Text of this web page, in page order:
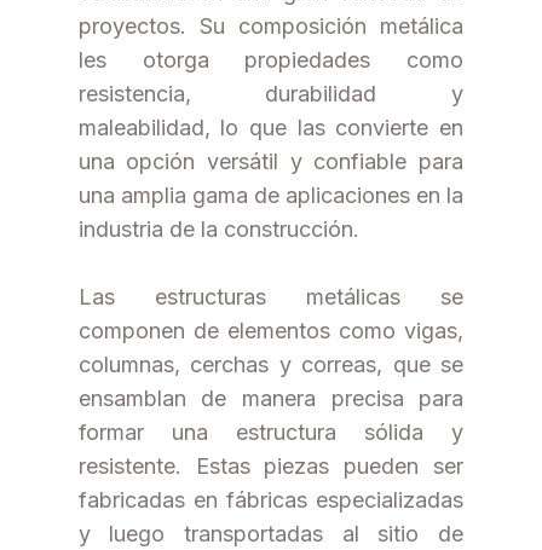
proyectos. Su composición metálica
les otorga propiedades como
resistencia, durabilidad y
maleabilidad, lo que las convierte en
una opción versátil y confiable para
una amplia gama de aplicaciones en la
industria de la construcción.
Las estructuras metálicas se
componen de elementos como vigas,
columnas, cerchas y correas, que se
ensamblan de manera precisa para
formar una estructura sólida y
resistente. Estas piezas pueden ser
fabricadas en fábricas especializadas
y luego transportadas al sitio de